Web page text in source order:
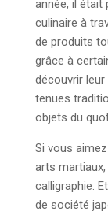
année, il était
culinaire à
de produits
grâce à
découvrir
tenues
objets du
Si vous
arts martiaux,
calligraphie.
de société